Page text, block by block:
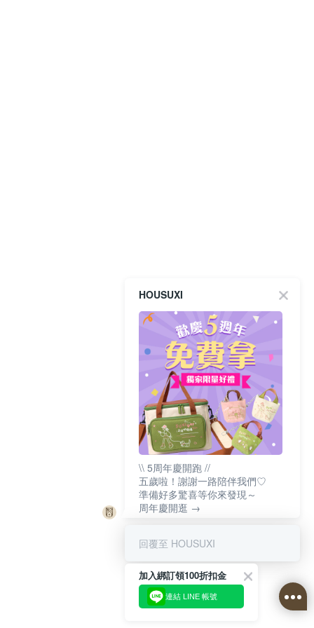
HOUSUXI
\\ 5周年慶開跑 //
五歲啦！謝謝一路陪伴我們♡
準備好多驚喜等你來發現～
周年慶開逛 →
回覆至 HOUSUXI
加入綁訂領100折扣金
連結 LINE 帳號